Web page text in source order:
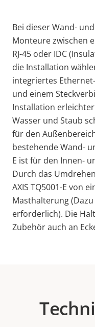
Bei dieser Wand-
Monteure zwischen
RJ-45 oder IDC
die Installation
integriertes
und einem
Installation
Wasser und Staub
für den
bestehende Wand-
E ist für den Innen-
Durch das
AXIS TQ5001-E von
Masthalterung
erforderlich). Die
Zubehör auch an